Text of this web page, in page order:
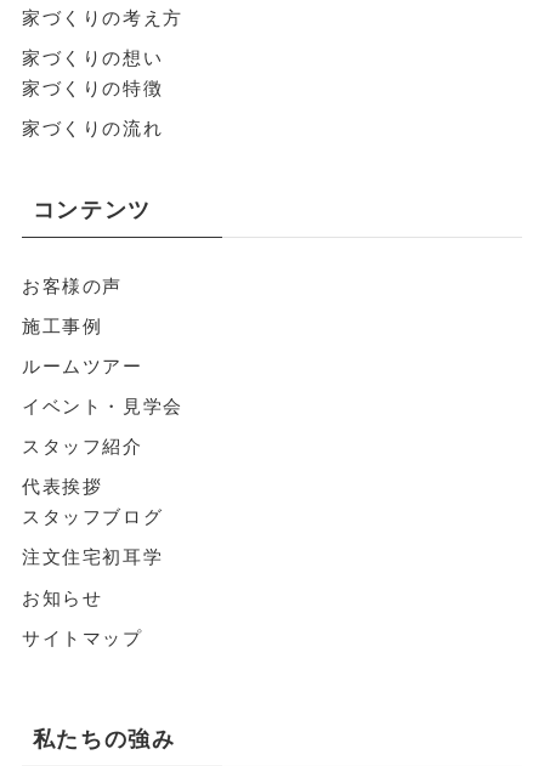
家づくりの考え方
家づくりの想い
家づくりの特徴
家づくりの流れ
コンテンツ
お客様の声
施工事例
ルームツアー
イベント・見学会
スタッフ紹介
代表挨拶
スタッフブログ
注文住宅初耳学
お知らせ
サイトマップ
私たちの強み